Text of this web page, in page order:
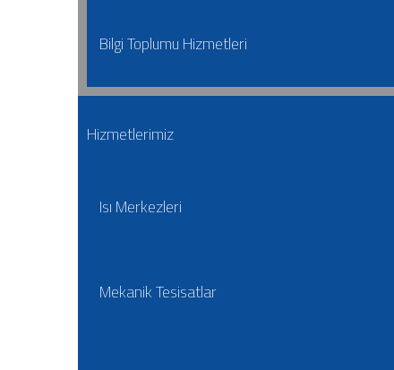
Bilgi Toplumu Hizmetleri
Hizmetlerimiz
Isı Merkezleri
Mekanik Tesisatlar